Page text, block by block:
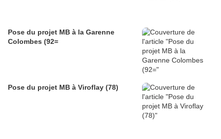
Pose du projet MB à la Garenne
Colombes (92=
Pose du projet MB à Viroflay (78)